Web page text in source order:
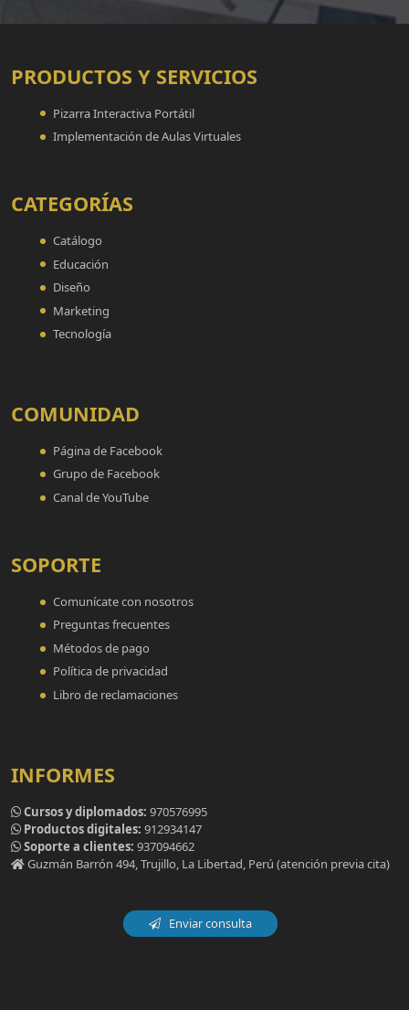
PRODUCTOS Y SERVICIOS
Pizarra Interactiva Portátil
Implementación de Aulas Virtuales
CATEGORÍAS
Catálogo
Educación
Diseño
Marketing
Tecnología
COMUNIDAD
Página de Facebook
Grupo de Facebook
Canal de YouTube
SOPORTE
Comunícate con nosotros
Preguntas frecuentes
Métodos de pago
Política de privacidad
Libro de reclamaciones
INFORMES
Cursos y diplomados: 970576995
Productos digitales: 912934147
Soporte a clientes: 937094662
Guzmán Barrón 494, Trujillo, La Libertad, Perú (atención previa cita)
Enviar consulta